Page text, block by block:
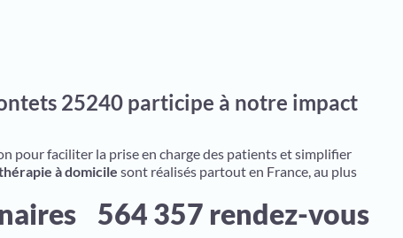
25240 participe à notre impact
pour faciliter la prise en charge des patients et simplifier
à domicile sont réalisés partout en France, au plus
564 357 rendez-vous